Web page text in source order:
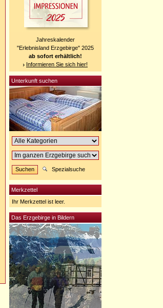
Jahreskalender
"Erlebnisland Erzgebirge" 2025
ab sofort erhältlich!
Informieren Sie sich hier!
Unterkunft suchen
Spezialsuche
Merkzettel
Ihr Merkzettel ist leer.
Das Erzgebirge in Bildern